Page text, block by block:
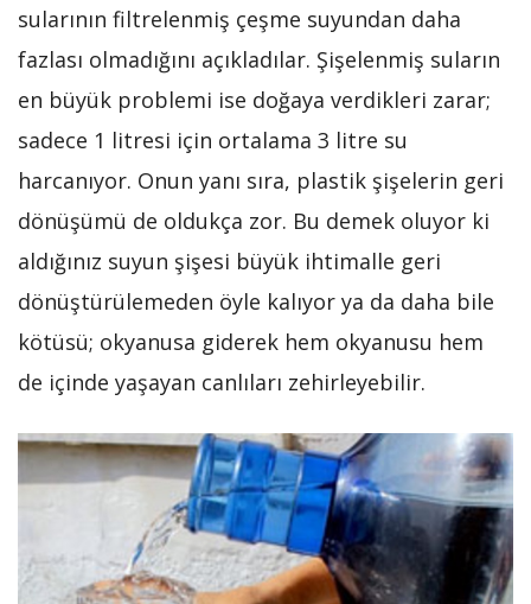
sularının filtrelenmiş çeşme suyundan daha
fazlası olmadığını açıkladılar. Şişelenmiş suların
en büyük problemi ise doğaya verdikleri zarar;
sadece 1 litresi için ortalama 3 litre su
harcanıyor. Onun yanı sıra, plastik şişelerin geri
dönüşümü de oldukça zor. Bu demek oluyor ki
aldığınız suyun şişesi büyük ihtimalle geri
dönüştürülemeden öyle kalıyor ya da daha bile
kötüsü; okyanusa giderek hem okyanusu hem
de içinde yaşayan canlıları zehirleyebilir.